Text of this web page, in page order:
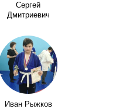
Сергей
Дмитриевич
Иван Рыжков